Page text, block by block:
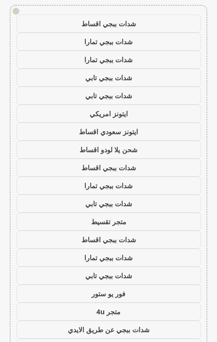
!
شدات ببجي اقساط
شدات ببجي تمارا
شدات ببجي تمارا
شدات ببجي تابي
شدات ببجي تابي
ايتونز امريكي
ايتونز سعودي اقساط
شحن يلا لودو اقساط
شدات ببجي اقساط
شدات ببجي تمارا
شدات ببجي تابي
متجر تقسيط
شدات ببجي اقساط
شدات ببجي تمارا
شدات ببجي تابي
فور يو ستور
متجر 4u
شدات ببجي عن طريق الايدي